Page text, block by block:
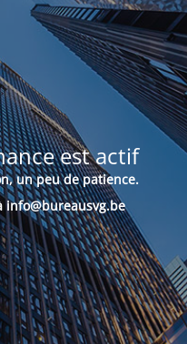
est actif
un peu de patience.
info@bureausvg.be